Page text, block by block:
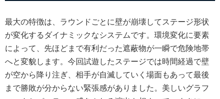
最大の特徴は、ラウンドごとに壁が崩壊してステージ形状
が変化するダイナミックなシステムです。環境変化に要素
によって、先ほどまで有利だった遮蔽物が一瞬で危険地帯
へと変貌します。今回試遊したステージでは時間経過で壁
が空から降り注ぎ、相手が自滅していく場面もあって最後
まで勝敗が分からない緊張感がありました。美しいグラフ